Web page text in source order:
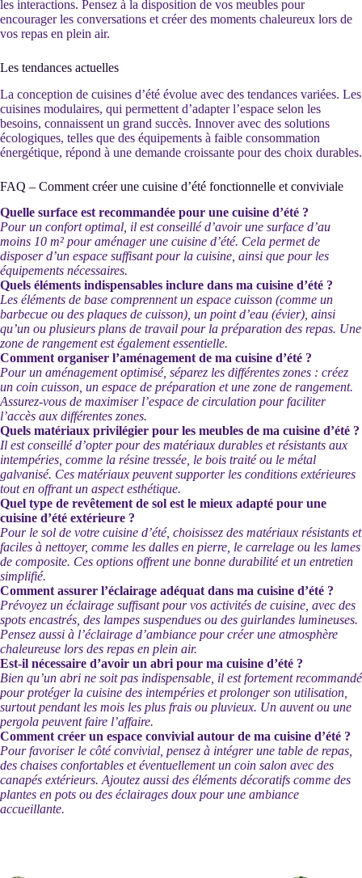
les interactions. Pensez à la disposition de vos meubles pour
encourager les conversations et créer des moments chaleureux lors de
vos repas en plein air.
Les tendances actuelles
La conception de cuisines d’été évolue avec des tendances variées. Les
cuisines modulaires, qui permettent d’adapter l’espace selon les
besoins, connaissent un grand succès. Innover avec des solutions
écologiques, telles que des équipements à faible consommation
énergétique, répond à une demande croissante pour des choix durables.
FAQ – Comment créer une cuisine d’été fonctionnelle et conviviale
Quelle surface est recommandée pour une cuisine d’été ?
Pour un confort optimal, il est conseillé d’avoir une surface d’au
moins 10 m² pour aménager une cuisine d’été. Cela permet de
disposer d’un espace suffisant pour la cuisine, ainsi que pour les
équipements nécessaires.
Quels éléments indispensables inclure dans ma cuisine d’été ?
Les éléments de base comprennent un espace cuisson (comme un
barbecue ou des plaques de cuisson), un point d’eau (évier), ainsi
qu’un ou plusieurs plans de travail pour la préparation des repas. Une
zone de rangement est également essentielle.
Comment organiser l’aménagement de ma cuisine d’été ?
Pour un aménagement optimisé, séparez les différentes zones : créez
un coin cuisson, un espace de préparation et une zone de rangement.
Assurez-vous de maximiser l’espace de circulation pour faciliter
l’accès aux différentes zones.
Quels matériaux privilégier pour les meubles de ma cuisine d’été ?
Il est conseillé d’opter pour des matériaux durables et résistants aux
intempéries, comme la résine tressée, le bois traité ou le métal
galvanisé. Ces matériaux peuvent supporter les conditions extérieures
tout en offrant un aspect esthétique.
Quel type de revêtement de sol est le mieux adapté pour une
cuisine d’été extérieure ?
Pour le sol de votre cuisine d’été, choisissez des matériaux résistants et
faciles à nettoyer, comme les dalles en pierre, le carrelage ou les lames
de composite. Ces options offrent une bonne durabilité et un entretien
simplifié.
Comment assurer l’éclairage adéquat dans ma cuisine d’été ?
Prévoyez un éclairage suffisant pour vos activités de cuisine, avec des
spots encastrés, des lampes suspendues ou des guirlandes lumineuses.
Pensez aussi à l’éclairage d’ambiance pour créer une atmosphère
chaleureuse lors des repas en plein air.
Est-il nécessaire d’avoir un abri pour ma cuisine d’été ?
Bien qu’un abri ne soit pas indispensable, il est fortement recommandé
pour protéger la cuisine des intempéries et prolonger son utilisation,
surtout pendant les mois les plus frais ou pluvieux. Un auvent ou une
pergola peuvent faire l’affaire.
Comment créer un espace convivial autour de ma cuisine d’été ?
Pour favoriser le côté convivial, pensez à intégrer une table de repas,
des chaises confortables et éventuellement un coin salon avec des
canapés extérieurs. Ajoutez aussi des éléments décoratifs comme des
plantes en pots ou des éclairages doux pour une ambiance
accueillante.